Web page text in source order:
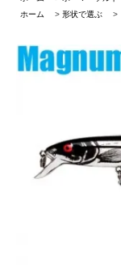
ホーム
> 形状で選ぶ >